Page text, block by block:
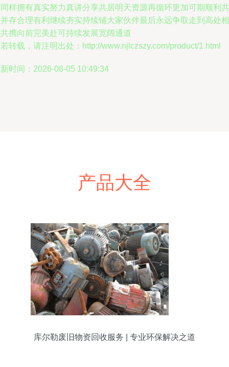
样拥有真实努力真讲分享共居明天资源再循环更加可期顺利共
存合理有利继续夯实持续铺大家伙伴最后永远争取走到高处相
携向前完美赴可持续发展宽阔通道
转载，请注明出处：http://www.njlczszy.com/product/1.html
时间：2026-08-05 10:49:34
产品大全
库尔勒废旧物资回收服务 | 专业环保解决之道